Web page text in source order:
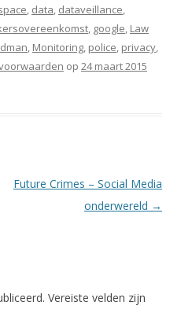
, data, dataveillance,
, google, Law
, Monitoring, police, privacy,
op 24 maart 2015
Future Crimes – Social Media
onderwereld →
Vereiste velden zijn